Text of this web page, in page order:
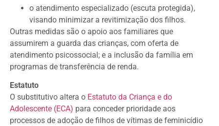
o atendimento especializado (escuta protegida),
visando minimizar a revitimização dos filhos.
Outras medidas são o apoio aos familiares que
assumirem a guarda das crianças, com oferta de
atendimento psicossocial; e a inclusão da família em
programas de transferência de renda.
Estatuto
O substitutivo altera o Estatuto da Criança e do
Adolescente (ECA) para conceder prioridade aos
processos de adoção de filhos de vítimas de feminicídio